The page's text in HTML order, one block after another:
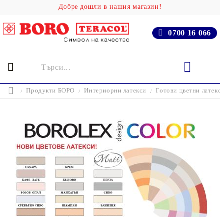
Добре дошли в нашия магазин!
0700 16 066
Продукти БОРО Интериорни латекси Готови цветни